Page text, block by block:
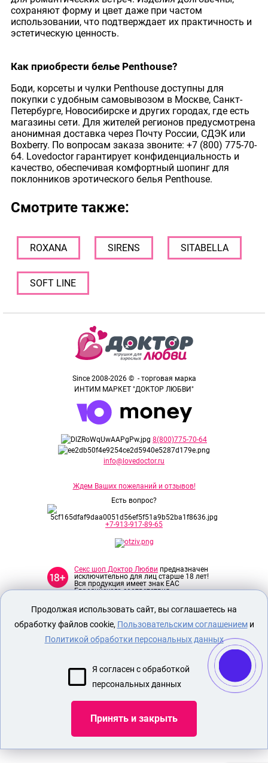
сохраняют форму и цвет даже при частом
использовании, что подтверждает их практичность и
эстетическую ценность.
Как приобрести белье Penthouse?
Боди, корсеты и чулки Penthouse доступны для
покупки с удобным самовывозом в Москве, Санкт-
Петербурге, Новосибирске и других городах, где есть
магазины сети. Для жителей регионов предусмотрена
анонимная доставка через Почту России, СДЭК или
Boxberry. По вопросам заказа звоните: +7 (800) 775-70-
64. Lovedoctor гарантирует конфиденциальность и
качество, обеспечивая комфортный шопинг для
поклонников эротического белья Penthouse.
Смотрите также:
ROXANA SIRENS SITABELLA
SOFT LINE
Since 2008-2026 © - торговая марка
ИНТИМ МАРКЕТ "ДОКТОР ЛЮБВИ"
8(800)775-70-64
info@lovedoctor.ru
Ждем Ваших пожеланий и отзывов!
Есть вопрос?
+7-913-917-89-65
Секс шоп Доктор Любви предназначен
исключительно для лиц старше 18 лет!
Вся продукция имеет знак EAC
Евразийского соответствия.
О МАГАЗИНЕ
ОПЛАТА И ДОСТАВКА
ЭРОТИЧЕСКОЕ БЕЛЬЕ
Продолжая использовать сайт, вы соглашаетесь на
обработку файлов cookie, Пользовательским соглашениеми
Политикой обработки персональных данных
Я согласен с обработкой
персональных данных
Принять и закрыть